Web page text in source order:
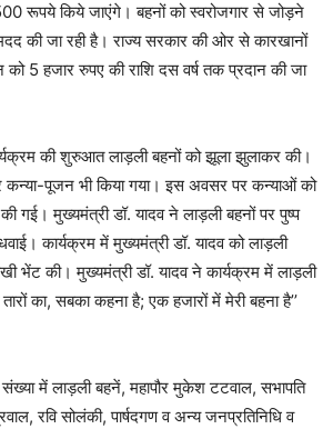
रूपये किये जाएंगे। बहनों को स्वरोजगार से जोड़ने
की जा रही है। राज्य सरकार की ओर से कारखानों
को 5 हजार रुपए की राशि दस वर्ष तक प्रदान की जा
की शुरुआत लाड़ली बहनों को झूला झुलाकर की।
कन्या-पूजन भी किया गया। इस अवसर पर कन्याओं को
मुख्यमंत्री डॉ. यादव ने लाड़ली बहनों पर पुष्प
कार्यक्रम में मुख्यमंत्री डॉ. यादव को लाड़ली
भेंट की। मुख्यमंत्री डॉ. यादव ने कार्यक्रम में लाड़ली
का, सबका कहना है; एक हजारों में मेरी बहना है’’
संख्या में लाड़ली बहनें, महापौर मुकेश टटवाल, सभापति
रवि सोलंकी, पार्षदगण व अन्य जनप्रतिनिधि व